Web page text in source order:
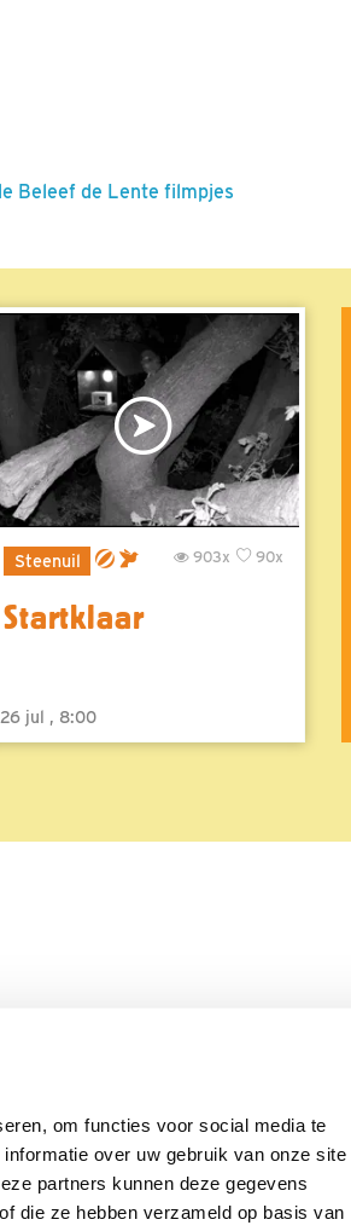
om functies voor social media te
over uw gebruik van onze site
partners kunnen deze gegevens
die ze hebben verzameld op basis van
Beleef de Lente filmpjes
Steenuil 90x
903x
Startklaar
26 jul , 8:00